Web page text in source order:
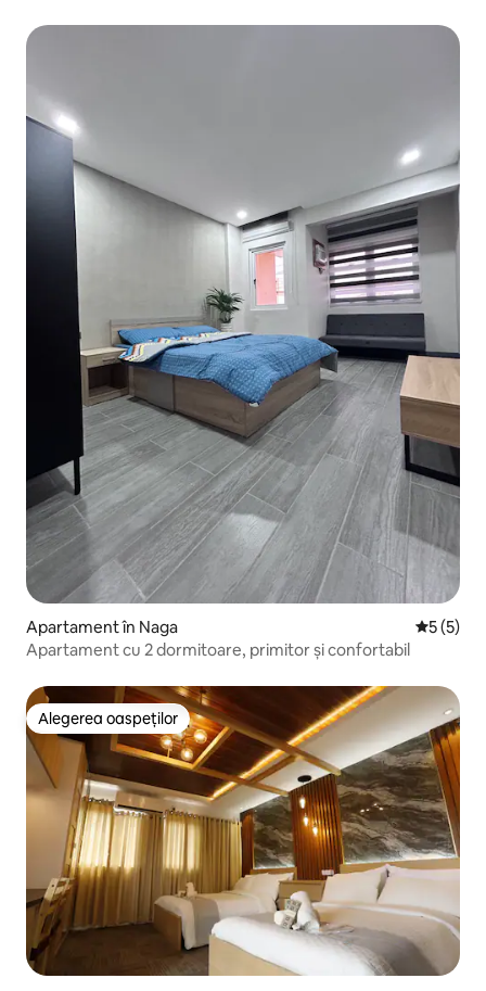
Apartament în Naga Scor
5 (5)
Apartament cu 2 dormitoare, primitor și confortabil
Alegerea oaspeților
Alegerea oaspeților